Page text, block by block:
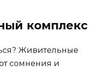
комплекс
Живительные
сомнения и